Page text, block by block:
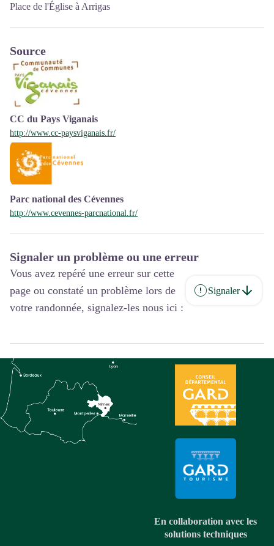
Place de l'Église à Arrigas
Source
CC du Pays Viganais
http://www.cc-paysviganais.fr/
Parc national des Cévennes
http://www.cevennes-parcnational.fr/
Signaler un problème ou une erreur
Vous avez repéré une erreur sur cette
page ou constaté un problème lors de
votre randonnée, signalez-les nous ici :
Signaler
En collaboration avec les
solutions techniques